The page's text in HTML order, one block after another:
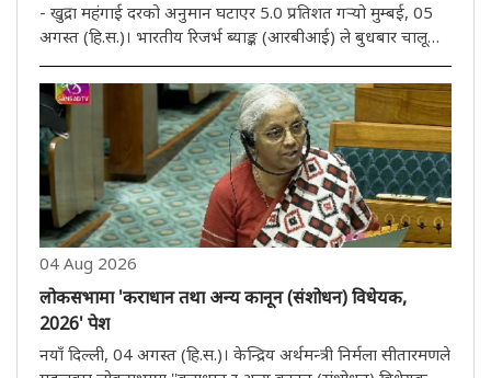
- खुद्रा महंगाई दरको अनुमान घटाएर 5.0 प्रतिशत गऱ्यो मुम्बई, 05
अगस्त (हि.स.)। भारतीय रिजर्भ ब्याङ्क (आरबीआई) ले बुधबार चालू
आर्थिक वर्षका लागि सकल घरेलु उत्पाद (जीडीपी) को वृद्धिको
अनुमान बढाएर 6.7 प्रतिशत पुऱ्याएको छ भने खुद्रा मुद्रास्फीति
घटाएर..
04 Aug 2026
लोकसभामा 'कराधान तथा अन्य कानून (संशोधन) विधेयक,
2026' पेश
नयाँ दिल्ली, 04 अगस्त (हि.स.)। केन्द्रिय अर्थमन्त्री निर्मला सीतारमणले